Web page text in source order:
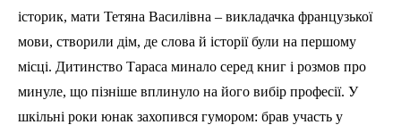
історик, мати Тетяна Василівна – викладачка французької
мови, створили дім, де слова й історії були на першому
місці. Дитинство Тараса минало серед книг і розмов про
минуле, що пізніше вплинуло на його вибір професії. У
шкільні роки юнак захопився гумором: брав участь у